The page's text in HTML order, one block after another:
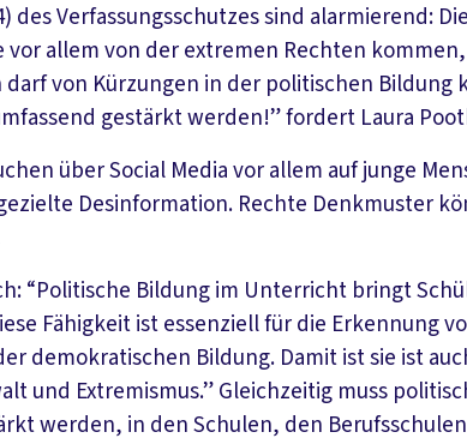
des Verfassungsschutzes sind alarmierend:
allem von der extremen Rechten
von Kürzungen in der politischen Bildung
gestärkt werden!” fordert Laura
über Social Media vor allem auf junge
Desinformation. Rechte Denkmuster
“Politische Bildung im Unterricht bringt
Fähigkeit ist essenziell für die Erkennung
demokratischen Bildung. Damit ist sie ist
und Extremismus.” Gleichzeitig muss
werden, in den Schulen, den